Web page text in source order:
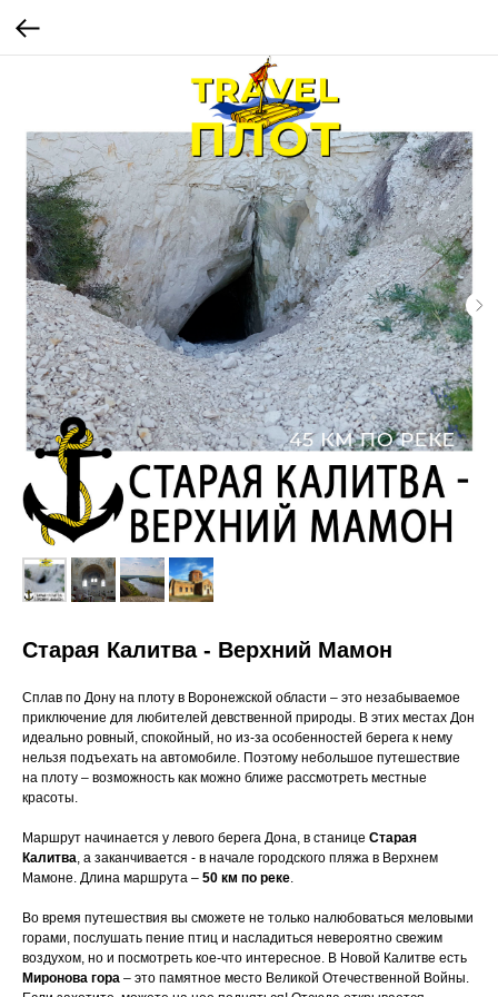
Старая Калитва - Верхний Мамон
Сплав по Дону на плоту в Воронежской области – это незабываемое
приключение для любителей девственной природы. В этих местах Дон
идеально ровный, спокойный, но из-за особенностей берега к нему
нельзя подъехать на автомобиле. Поэтому небольшое путешествие
на плоту – возможность как можно ближе рассмотреть местные
красоты.
Маршрут начинается у левого берега Дона, в станице Старая
Калитва, а заканчивается - в начале городского пляжа в Верхнем
Мамоне. Длина маршрута – 50 км по реке.
Во время путешествия вы сможете не только налюбоваться меловыми
горами, послушать пение птиц и насладиться невероятно свежим
воздухом, но и посмотреть кое-что интересное. В Новой Калитве есть
Миронова гора – это памятное место Великой Отечественной Войны.